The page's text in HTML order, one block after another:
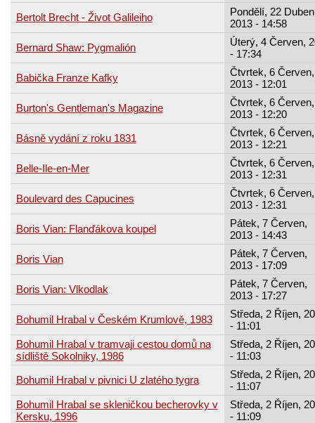
Bertolt Brecht - Život Galileiho
Pondělí, 22
2013 - 14:58
Bernard Shaw: Pygmalión
Úterý, 4 Červen,
- 17:34
Babička Franze Kafky
Čtvrtek, 6 Červen,
2013 - 12:01
Burton's Gentleman's Magazine
Čtvrtek, 6 Červen,
2013 - 12:20
Básně vydání z roku 1831
Čtvrtek, 6 Červen,
2013 - 12:21
Belle-Ile-en-Mer
Čtvrtek, 6 Červen,
2013 - 12:31
Boulevard des Capucines
Čtvrtek, 6 Červen,
2013 - 12:31
Boris Vian: Flanďákova koupel
Pátek, 7 Červen,
2013 - 14:43
Boris Vian
Pátek, 7 Červen,
2013 - 17:09
Boris Vian: Vlkodlak
Pátek, 7 Červen,
2013 - 17:27
Bohumil Hrabal v Českém Krumlově, 1983
Středa, 2 Říjen,
- 11:01
Bohumil Hrabal v tramvaji cestou domů na
sídliště Sokolniky, 1986
Středa, 2 Říjen,
- 11:03
Bohumil Hrabal v pivnici U zlatého tygra
Středa, 2 Říjen,
- 11:07
Bohumil Hrabal se skleničkou becherovky v
Kersku, 1996
Středa, 2 Říjen,
- 11:09